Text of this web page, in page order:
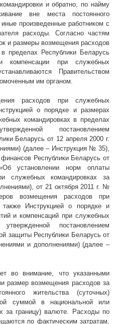
и обратно, по найму
вне места постоянного
произведенные работником с
расходы. Согласно частям
и размеры возмещения расходов
пределах Республики Беларусь
компенсации при служебных
Правительством
им органом.
расходов при служебных
о порядке и размерах
командировках в пределах
постановлением
Беларусь от 12 апреля2000 г.
(далее – Инструкция № 35),
Республики Беларусь от
норм оплаты
служебных командировках за
от 21 октября2011 г. №
возмещения расходов при
Инструкцией о порядке и
и компенсаций при служебных
постановлением
защиты Республики Беларусь от
и дополнениями) (далее –
во внимание, что указанными
размер возмещения расходов за
жительства (суточных)
суммой в национальной или
за границу) валюте. Расходы по
по фактическим затратам,